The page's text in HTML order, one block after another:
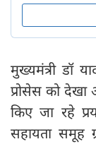
मुख्यमंत्री डॉ
प्रोसेस को देखा
किए जा रहे
सहायता समूह